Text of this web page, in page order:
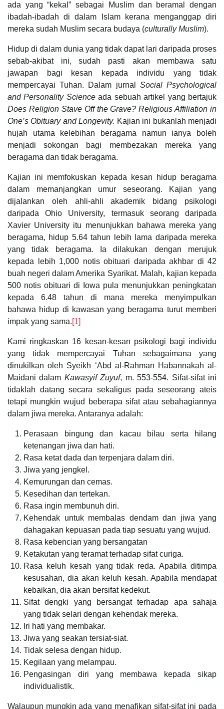
ada yang “kekal” sebagai Muslim dan beramal dengan
ibadah-ibadah di dalam Islam kerana menganggap diri
mereka sudah Muslim secara budaya (culturally Muslim).
Hidup di dalam dunia yang tidak dapat lari daripada proses
sebab-akibat ini, sudah pasti akan membawa satu
jawapan bagi kesan kepada individu yang tidak
mempercayai Tuhan. Dalam jurnal Social Psychological
and Personality Scienceada sebuah artikel yang bertajuk
Does Religion Stave Off the Grave? Religious Affiliation in
One’s Obituary and Longevity. Kajian ini bukanlah menjadi
hujah utama kelebihan beragama namun ianya boleh
menjadi sokongan bagi membezakan mereka yang
beragama dan tidak beragama.
Kajian ini memfokuskan kepada kesan hidup beragama
dalam memanjangkan umur seseorang. Kajian yang
dijalankan oleh ahli-ahli akademik bidang psikologi
daripada Ohio University, termasuk seorang daripada
Xavier University itu menunjukkan bahawa mereka yang
beragama, hidup 5.64 tahun lebih lama daripada mereka
yang tidak beragama. Ia dilakukan dengan merujuk
kepada lebih 1,000 notis obituari daripada akhbar di 42
buah negeri dalam Amerika Syarikat. Malah, kajian kepada
500 notis obituari di Iowa pula menunjukkan peningkatan
kepada 6.48 tahun di mana mereka menyimpulkan
bahawa hidup di kawasan yang beragama turut memberi
impak yang sama.[1]
Kami ringkaskan 16 kesan-kesan psikologi bagi individu
yang tidak mempercayai Tuhan sebagaimana yang
dinukilkan oleh Syeikh ‘Abd al-Rahman Habannakah al-
Maidani dalam Kawasyif Zuyuf, m. 553-554. Sifat-sifat ini
tidaklah datang secara sekaligus pada seseorang ateis
tetapi mungkin wujud beberapa sifat atau sebahagiannya
dalam jiwa mereka. Antaranya adalah:
Perasaan bingung dan kacau bilau serta hilang
ketenangan jiwa dan hati.
Rasa ketat dada dan terpenjara dalam diri.
Jiwa yang jengkel.
Kemurungan dan cemas.
Kesedihan dan tertekan.
Rasa ingin membunuh diri.
Kehendak untuk membalas dendam dan jiwa yang
dahagakan kepuasan pada tiap sesuatu yang wujud.
Rasa kebencian yang bersangatan
Ketakutan yang teramat terhadap sifat curiga.
Rasa keluh kesah yang tidak reda. Apabila ditimpa
kesusahan, dia akan keluh kesah. Apabila mendapat
kebaikan, dia akan bersifat kedekut.
Sifat dengki yang bersangat terhadap apa sahaja
yang tidak selari dengan kehendak mereka.
Iri hati yang membakar.
Jiwa yang seakan tersiat-siat.
Tidak selesa dengan hidup.
Kegilaan yang melampau.
Pengasingan diri yang membawa kepada sikap
individualistik.
Walaupun mungkin ada yang menafikan sifat-sifat ini pada